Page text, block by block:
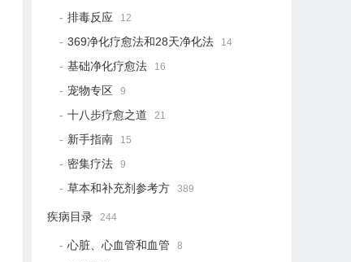
排毒反应 12
369净化疗愈法和28天净化法 14
基础净化疗愈法 16
宠物专区 9
十八步疗愈之道 21
新手指南 15
密集疗法 9
草本和补充剂参考方 389
疾病目录 244
心脏、心血管和血管 8